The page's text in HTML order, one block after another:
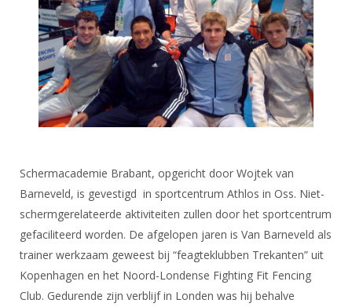
Witte Vlekkenplan
Oprichting Vereniging
Overschrijven leden
Nieuws
Aanvragen van scheidsrechters
Scheidsrechterslijst
Import inschrijvingen uit Nahouw
Verwerk wedstrijduitslagen
Promotie en logo
Geschiedenis van het schermen
Archief
Infotheek
Bibliotheek
ALV
Schermacademie Brabant, opgericht door Wojtek van
Barneveld, is gevestigd in sportcentrum Athlos in Oss. Niet-
schermgerelateerde aktiviteiten zullen door het sportcentrum
gefaciliteerd worden. De afgelopen jaren is Van Barneveld als
trainer werkzaam geweest bij “feagteklubben Trekanten” uit
Kopenhagen en het Noord-Londense Fighting Fit Fencing
Club. Gedurende zijn verblijf in Londen was hij behalve